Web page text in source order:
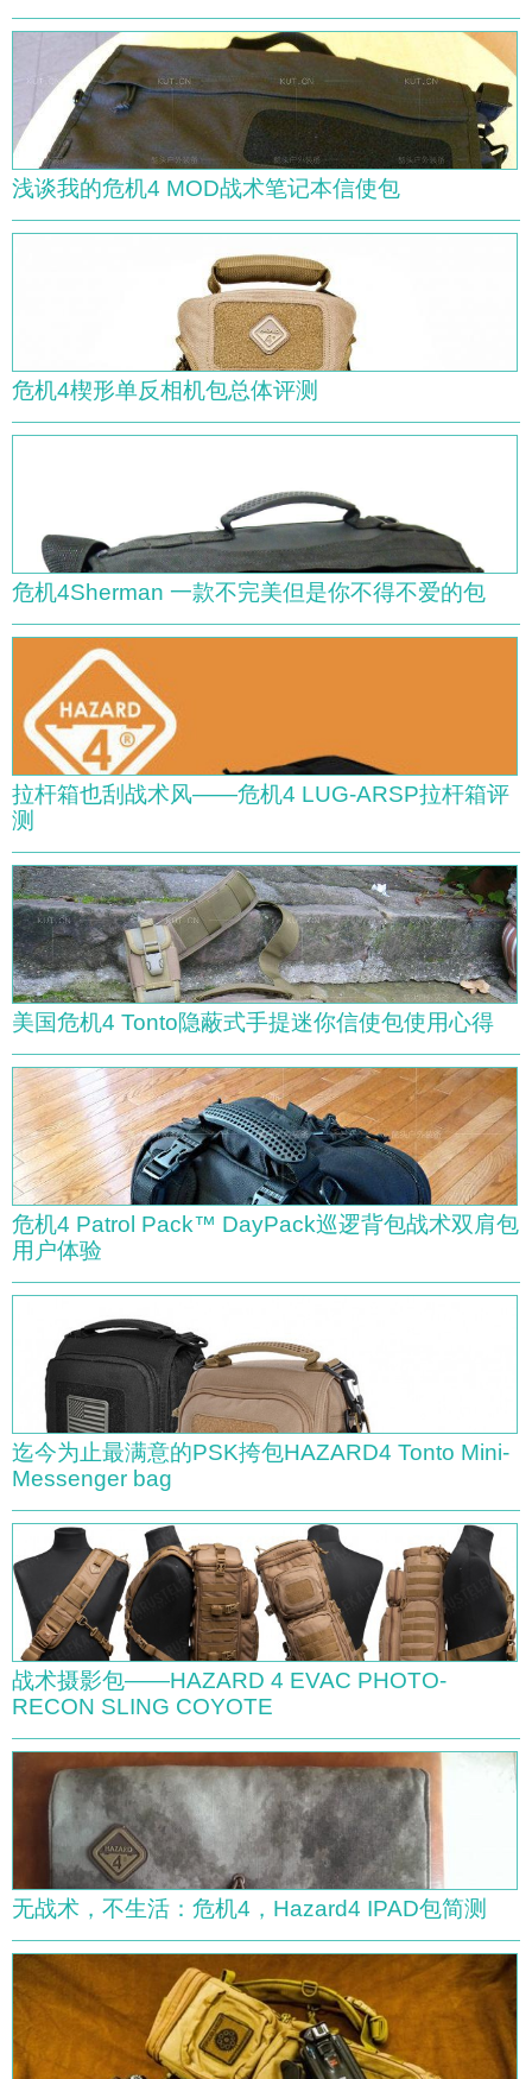
浅谈我的危机4 MOD战术笔记本信使包
危机4楔形单反相机包总体评测
危机4Sherman 一款不完美但是你不得不爱的包
拉杆箱也刮战术风——危机4 LUG-ARSP拉杆箱评
测
美国危机4 Tonto隐蔽式手提迷你信使包使用心得
危机4 Patrol Pack™ DayPack巡逻背包战术双肩包
用户体验
迄今为止最满意的PSK挎包HAZARD4 Tonto Mini-
Messenger bag
战术摄影包——HAZARD 4 EVAC PHOTO-
RECON SLING COYOTE
无战术，不生活：危机4，Hazard4 IPAD包简测